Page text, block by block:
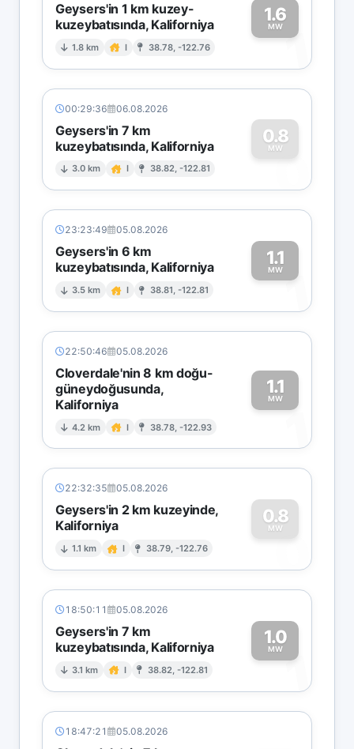
Geysers'in 1 km kuzey-
kuzeybatısında, Kaliforniya
1.8 km I 38.78, -122.76
1.6
MW1
00:29:36 06.08.2026
Geysers'in 7 km
kuzeybatısında, Kaliforniya
3.0 km I 38.82, -122.81
0.8
MW
0
23:23:49 05.08.2026
Geysers'in 6 km
kuzeybatısında, Kaliforniya
3.5 km I 38.81, -122.81
1.1
MW1
22:50:46 05.08.2026
Cloverdale'nin 8 km doğu-
güneydoğusunda,
Kaliforniya
4.2 km I 38.78, -122.93
1.1
MW
1
22:32:35 05.08.2026
Geysers'in 2 km kuzeyinde,
Kaliforniya
1.1 km I 38.79, -122.76
0.8
MW
0
18:50:11 05.08.2026
Geysers'in 7 km
kuzeybatısında, Kaliforniya
3.1 km I 38.82, -122.81
1.0
MW1
18:47:21 05.08.2026